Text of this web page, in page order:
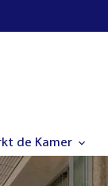
de Kamer